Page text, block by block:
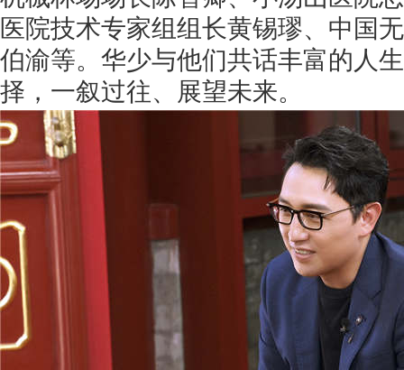
医院技术专家组组长黄锡璆、中国
伯渝等。华少与他们共话丰富的人
择，一叙过往、展望未来。